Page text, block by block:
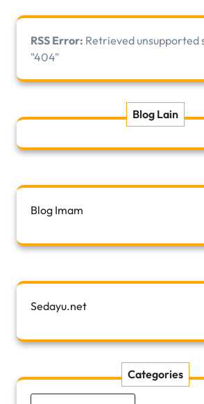
RSS Error: Retrieved unsupported
"404"
Blog Lain
Blog Imam
Sedayu.net
Categories